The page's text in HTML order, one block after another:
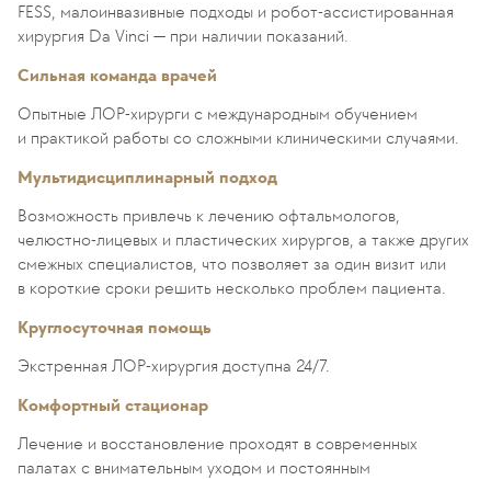
FESS, малоинвазивные подходы и робот-ассистированная
хирургия Da Vinci — при наличии показаний.
Сильная команда врачей
Опытные ЛОР-хирурги с международным обучением
и практикой работы со сложными клиническими случаями.
Мультидисциплинарный подход
Возможность привлечь к лечению офтальмологов,
челюстно-лицевых и пластических хирургов, а также других
смежных специалистов, что позволяет за один визит или
в короткие сроки решить несколько проблем пациента.
Круглосуточная помощь
Экстренная ЛОР-хирургия доступна 24/7.
Комфортный стационар
Лечение и восстановление проходят в современных
палатах с внимательным уходом и постоянным